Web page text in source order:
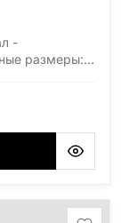
-
размеры: